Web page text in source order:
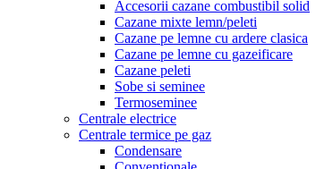
Accesorii cazane combustibil solid
Cazane mixte lemn/peleti
Cazane pe lemne cu ardere clasica
Cazane pe lemne cu gazeificare
Cazane peleti
Sobe si seminee
Termoseminee
Centrale electrice
Centrale termice pe gaz
Condensare